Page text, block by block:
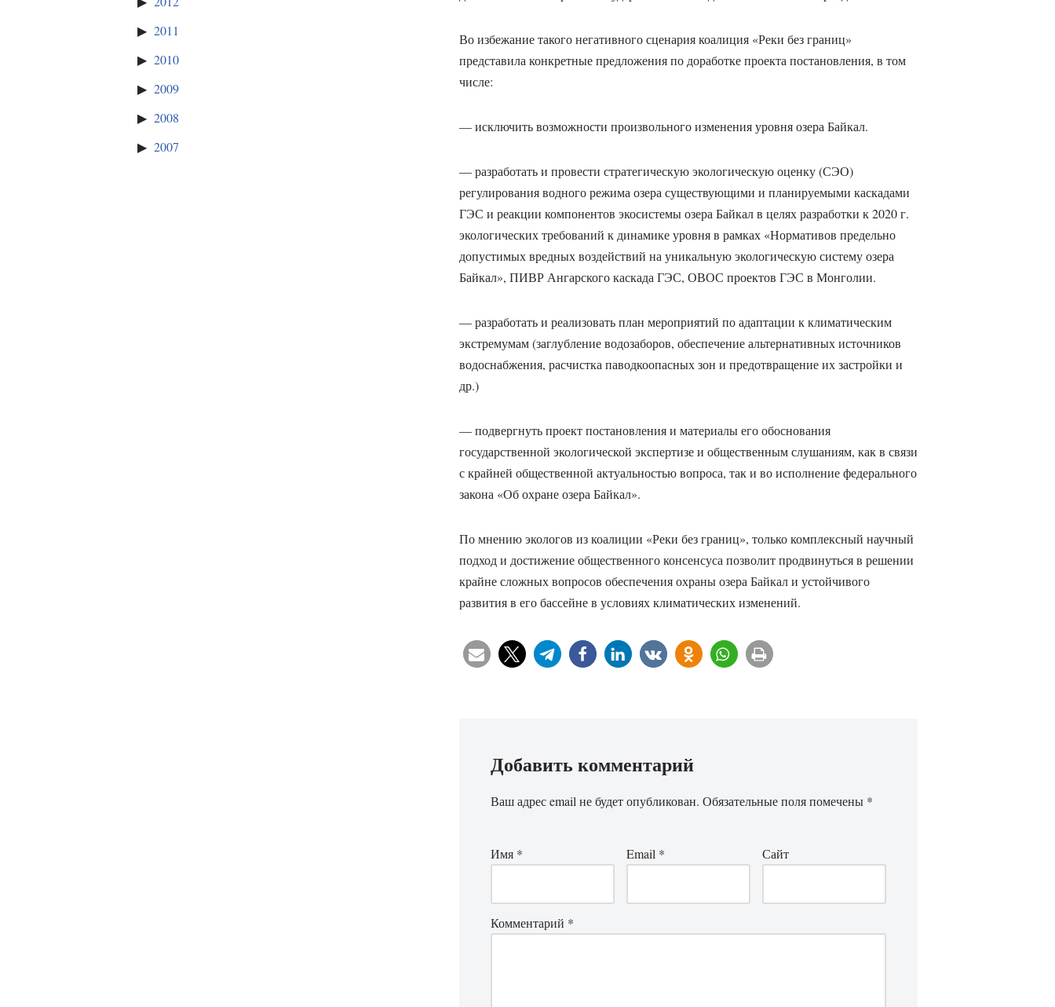
2011
2010
2009
2008
2007
Во избежание такого негативного сценария коалиция «Реки без границ»
представила конкретные предложения по доработке проекта постановления, в том
числе:
— исключить возможности произвольного изменения уровня озера Байкал.
— разработать и провести стратегическую экологическую оценку (СЭО)
регулирования водного режима озера существующими и планируемыми каскадами
ГЭС и реакции компонентов экосистемы озера Байкал в целях разработки к 2020 г.
экологических требований к динамике уровня в рамках «Нормативов предельно
допустимых вредных воздействий на уникальную экологическую систему озера
Байкал», ПИВР Ангарского каскада ГЭС, ОВОС проектов ГЭС в Монголии.
— разработать и реализовать план мероприятий по адаптации к климатическим
экстремумам (заглубление водозаборов, обеспечение альтернативных источников
водоснабжения, расчистка паводкоопасных зон и предотвращение их застройки и
др.)
— подвергнуть проект постановления и материалы его обоснования
государственной экологической экспертизе и общественным слушаниям, как в связи
с крайней общественной актуальностью вопроса, так и во исполнение федерального
закона «Об охране озера Байкал».
По мнению экологов из коалиции «Реки без границ», только комплексный научный
подход и достижение общественного консенсуса позволит продвинуться в решении
крайне сложных вопросов обеспечения охраны озера Байкал и устойчивого
развития в его бассейне в условиях климатических изменений.
Добавить комментарий
Ваш адрес email не будет опубликован. Обязательные поля помечены *
Имя * Email * Сайт
Комментарий *